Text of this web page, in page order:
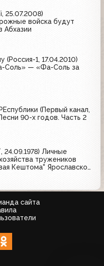
25.07.2008)
войска будут
Абхазии
(Россия-1, 17.04.2010)
Соль» — «Фа-Соль за
(Первый канал,
90-х годов. Часть 2
24.09.1978) Личные
тружеников
Кештома" Ярославской
сайта